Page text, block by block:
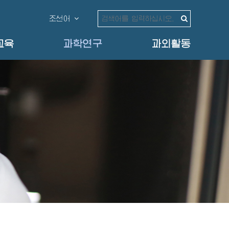
조선어
육 과학연구 과외활동